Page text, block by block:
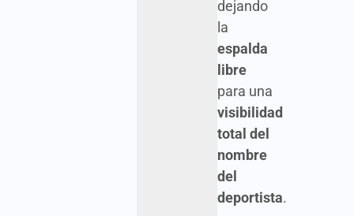
dejando
la
espalda
libre
para una
visibilidad
total del
nombre
del
deportista.